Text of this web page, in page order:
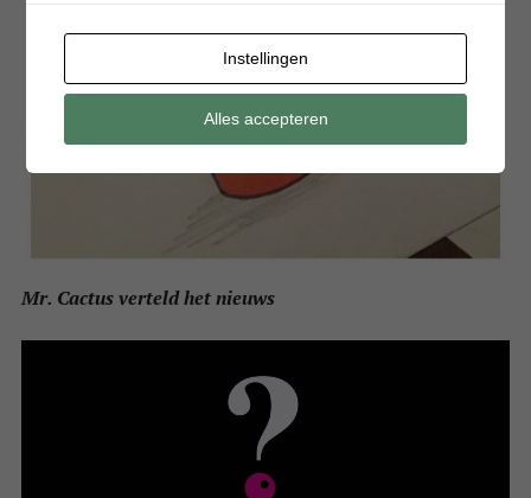
Mr. Cactus verteld het nieuws
Instellingen
Alles accepteren